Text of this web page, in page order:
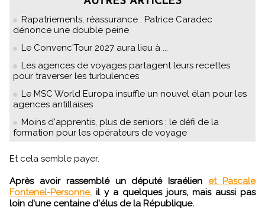
Rapatriements, réassurance : Patrice Caradec
dénonce une double peine
Le Convenc'Tour 2027 aura lieu à ...
Les agences de voyages partagent leurs recettes
pour traverser les turbulences
Le MSC World Europa insuffle un nouvel élan pour les
agences antillaises
Moins d'apprentis, plus de seniors : le défi de la
formation pour les opérateurs de voyage
Et cela semble payer.
Après avoir rassemblé un député Israélien
et Pascale
Fontenel-Personne, il y a quelques jours, mais aussi pas
loin d'une centaine d'élus de la République.